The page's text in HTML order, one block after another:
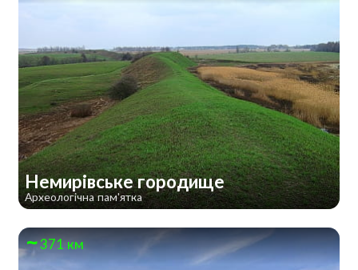
Немирівське городище
Археологічна пам'ятка
371 км